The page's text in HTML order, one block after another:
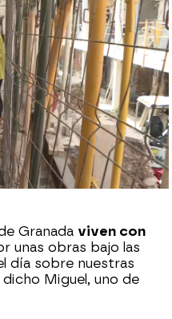
de 2024, 18:17
Granada viven con
unas obras bajo las
día sobre nuestras
Miguel, uno de